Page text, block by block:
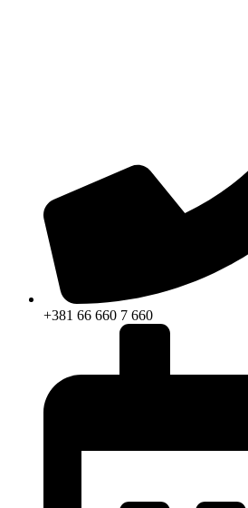
+381 66 660 7 660